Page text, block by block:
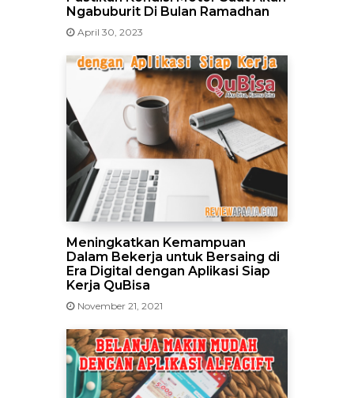
Ngabuburit Di Bulan Ramadhan
April 30, 2023
Meningkatkan Kemampuan
Dalam Bekerja untuk Bersaing di
Era Digital dengan Aplikasi Siap
Kerja QuBisa
November 21, 2021